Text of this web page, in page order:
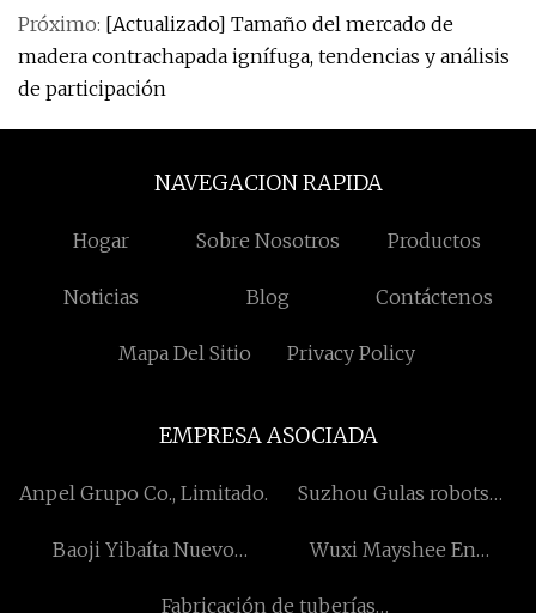
Próximo: [Actualizado] Tamaño del mercado de
madera contrachapada ignífuga, tendencias y análisis
de participación
NAVEGACION RAPIDA
Hogar Sobre Nosotros Productos
Noticias Blog Contáctenos
Mapa Del Sitio Privacy Policy
EMPRESA ASOCIADA
Anpel Grupo Co., Limitado.
Suzhou Gulas robots
Tecnología Co., Limitado.
Baoji Yibaíta Nuevo
Wuxi Mayshee En
Fabricación de tuberías